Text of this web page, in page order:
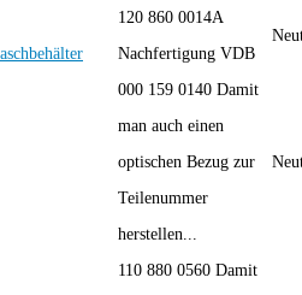
120 860 0014A
Nachfertigung VDB
000 159 0140 Damit
man auch einen
optischen Bezug zur
Teilenummer
herstellen...
110 880 0560 Damit